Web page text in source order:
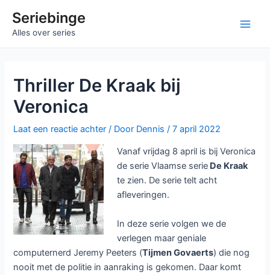
naarSeriebinge
Alles over series
Thriller De Kraak bij
Veronica
Laat een reactie achter / Door Dennis/7 april 2022
Vanaf vrijdag 8 april is bij Veronica
de serie Vlaamse serie De Kraak
te zien. De serie telt acht
afleveringen.
In deze serie volgen we de
verlegen maar geniale
computernerd Jeremy Peeters (Tijmen Govaerts) die nog
nooit met de politie in aanraking is gekomen. Daar komt